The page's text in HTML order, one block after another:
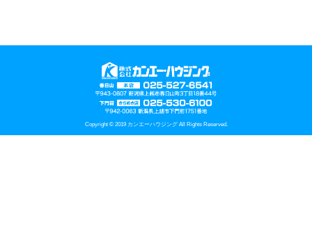
Copyright © 2019 カンエーハウジング All Rights Reserved.